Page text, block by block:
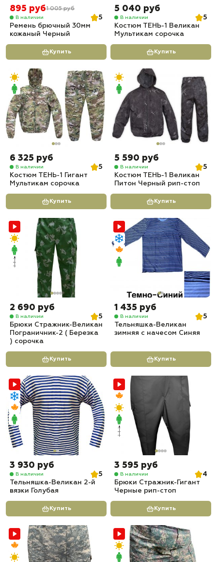
895 руб1 005 руб
В наличии
5
Ремень брючный 30мм
кожаный Черный
Купить
5 040 руб
В наличии
5
Костюм ТЕНЬ-1 Великан
Мультикам сорочка
Купить
6 325 руб
В наличии
5
Костюм ТЕНЬ-1 Гигант
Мультикам сорочка
Купить
5 590 руб
В наличии
5
Костюм ТЕНЬ-1 Великан
Питон Черный рип-стоп
Купить
2 690 руб
В наличии
5
Брюки Стражник-Великан
Пограничник-2 ( Березка
) сорочка
Купить
1 435 руб
В наличии
5
Тельняшка-Великан
зимняя с начесом Синяя
Купить
3 930 руб
В наличии
5
Тельняшка-Великан 2-й
вязки Голубая
Купить
3 595 руб
В наличии
4
Брюки Стражник-Гигант
Черные рип-стоп
Купить